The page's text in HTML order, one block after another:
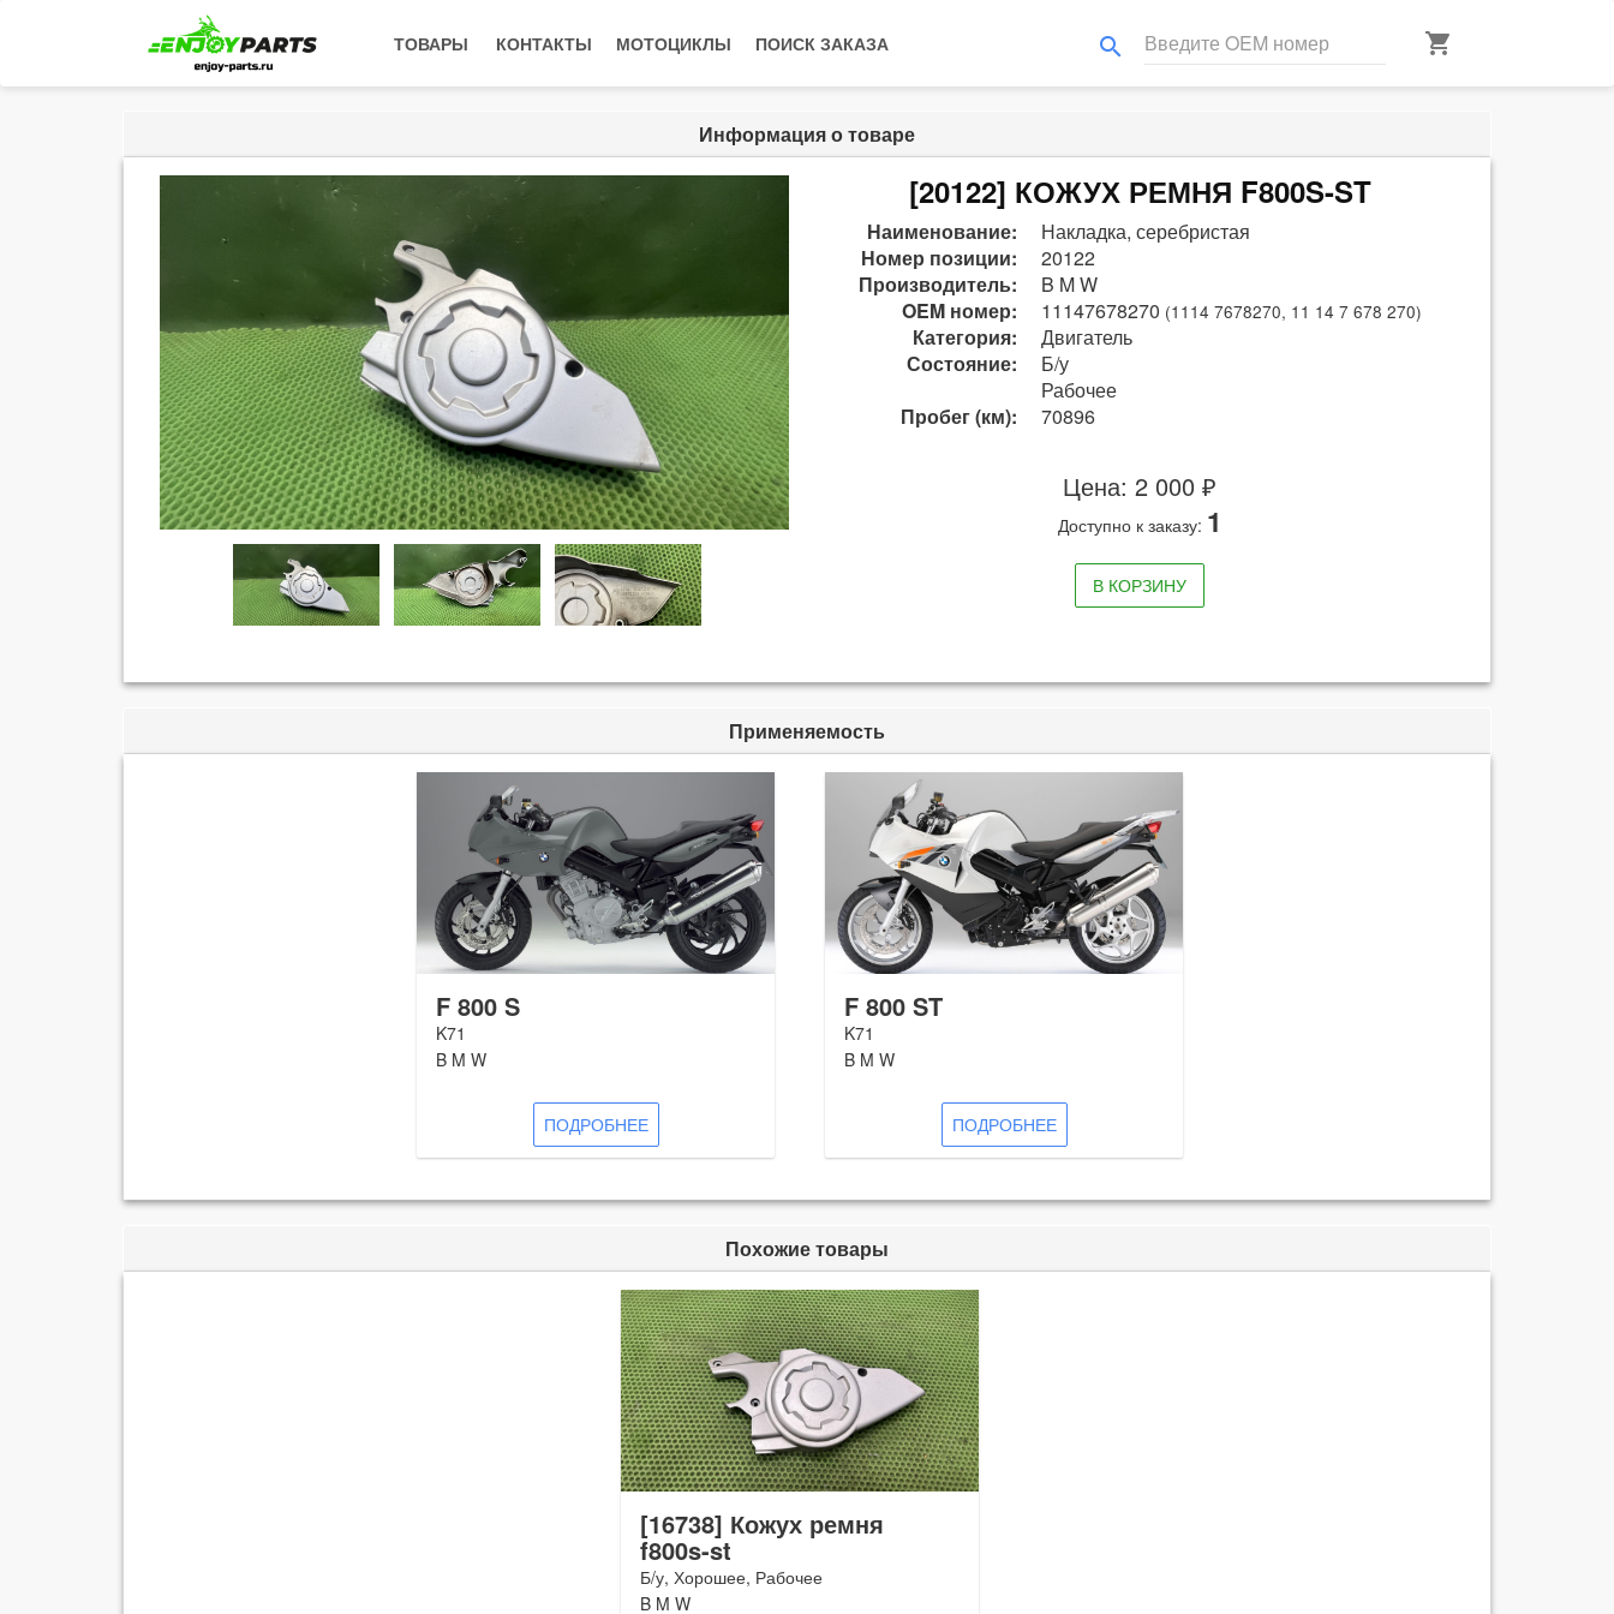
ТОВАРЫ КОНТАКТЫ МОТОЦИКЛЫ ПОИСК ЗАКАЗА search shopping_cart
Информация о товаре
[20122] КОЖУХ РЕМНЯ F800S-ST
Наименование:
Накладка, серебристая
Номер позиции:
20122
Производитель:
B M W
OEM номер:
11147678270 (1114 7678270, 11 14 7 678 270)
Категория:
Двигатель
Состояние:
Б/у
Рабочее
Пробег (км):
70896
Цена: 2 000 ₽
Доступно к заказу: 1
В КОРЗИНУ
Применяемость
F 800 S
K71
B M W
ПОДРОБНЕЕ
F 800 ST
K71
B M W
ПОДРОБНЕЕ
Похожие товары
[16738] Кожух ремня
f800s-st
Б/у, Хорошее, Рабочее
B M W